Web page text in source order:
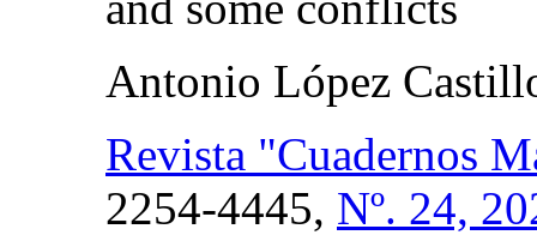
Antonio López
Revista "Cuadernos
2254-4445, Nº. 24,